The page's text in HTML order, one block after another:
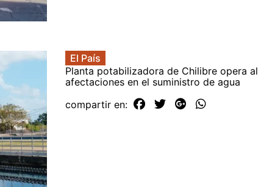
El País
Planta potabilizadora de Chilibre opera
afectaciones en el suministro de agua
compartir en: